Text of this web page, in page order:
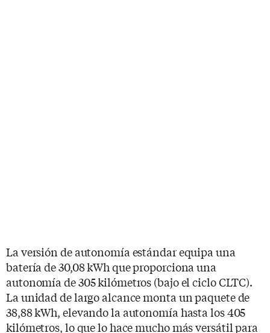
La versión de autonomía estándar equipa una
batería de 30,08 kWh que proporciona una
autonomía de 305 kilómetros (bajo el ciclo CLTC).
La unidad de largo alcance monta un paquete de
38,88 kWh, elevando la autonomía hasta los 405
kilómetros, lo que lo hace mucho más versátil para